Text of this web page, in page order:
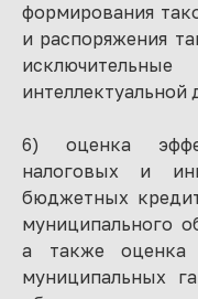
формирования
и распоряжения
интеллектуальной
6) оценка
налоговых и
бюджетных
муниципального
а также оценка
муниципальных